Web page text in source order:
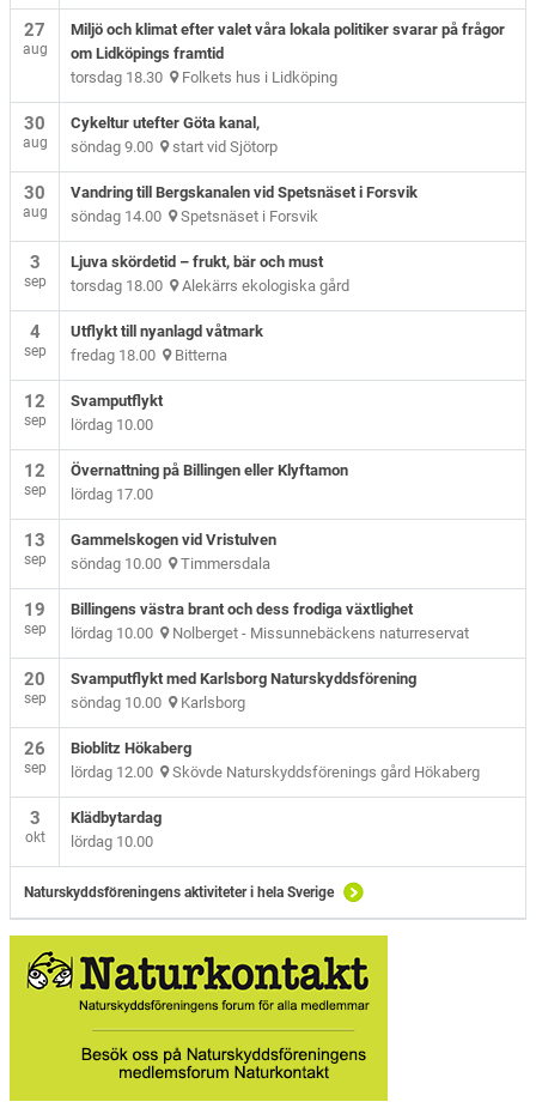
27
aug
Miljö och klimat efter valet våra lokala politiker svarar på frågor
om Lidköpings framtid
torsdag 18.30 Folkets hus i Lidköping
30
aug
Cykeltur utefter Göta kanal,
söndag 9.00 start vid Sjötorp
30
aug
Vandring till Bergskanalen vid Spetsnäset i Forsvik
söndag 14.00 Spetsnäset i Forsvik
3
sep
Ljuva skördetid – frukt, bär och must
torsdag 18.00 Alekärrs ekologiska gård
4
sep
Utflykt till nyanlagd våtmark
fredag 18.00 Bitterna
12
sep
Svamputflykt
lördag 10.00
12
sep
Övernattning på Billingen eller Klyftamon
lördag 17.00
13
sep
Gammelskogen vid Vristulven
söndag 10.00 Timmersdala
19
sep
Billingens västra brant och dess frodiga växtlighet
lördag 10.00 Nolberget - Missunnebäckens naturreservat
20
sep
Svamputflykt med Karlsborg Naturskyddsförening
söndag 10.00 Karlsborg
26
sep
Bioblitz Hökaberg
lördag 12.00 Skövde Naturskyddsförenings gård Hökaberg
3
okt
Klädbytardag
lördag 10.00
Naturskyddsföreningens aktiviteter i hela Sverige